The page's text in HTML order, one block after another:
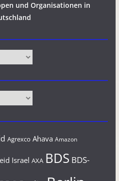
und Organisationen in
Agrexco Ahava Amazon
Israel AXA BDS BDS-